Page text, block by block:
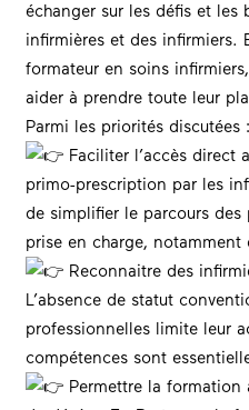
échanger sur les défis et les
infirmières et des infirmiers.
formateur en soins
aider à prendre toute leur
Parmi les priorités discutées :
Faciliter l’accès direct
primo-prescription par les
de simplifier le parcours des
prise en charge, notamment
Reconnaitre des
L’absence de statut
professionnelles limite leur
compétences sont
Permettre la formation